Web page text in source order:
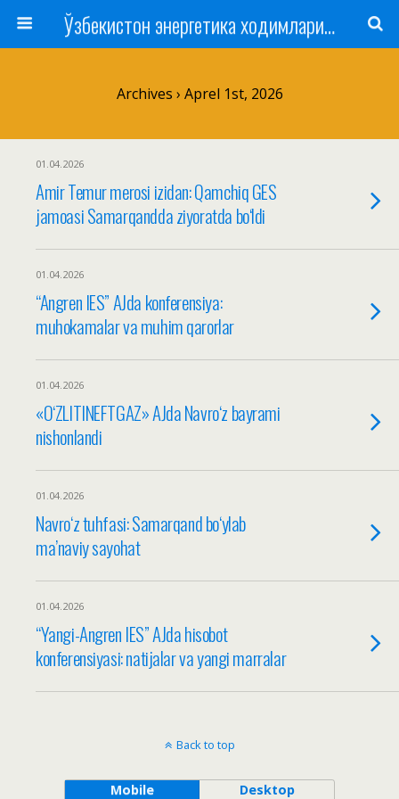
Ўзбекистон энергетика ходимлари касаба уюшмаси
Archives › Aprel 1st, 2026
01.04.2026
Amir Temur merosi izidan: Qamchiq GES
jamoasi Samarqandda ziyoratda bo‘ldi
01.04.2026
“Angren IES” AJda konferensiya:
muhokamalar va muhim qarorlar
01.04.2026
«O‘ZLITINEFTGAZ» AJda Navro‘z bayrami
nishonlandi
01.04.2026
Navro‘z tuhfasi: Samarqand bo‘ylab
ma’naviy sayohat
01.04.2026
“Yangi-Angren IES” AJda hisobot
konferensiyasi: natijalar va yangi marralar
Back to top
Mobile Desktop